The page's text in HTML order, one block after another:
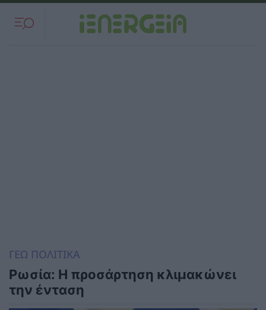
ΓΕΩ ΠΟΛΙΤΙΚΑ
Ρωσία: Η προσάρτηση κλιμακώνει
την ένταση